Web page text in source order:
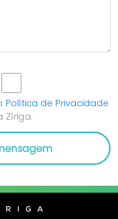
Política de Privacidade
Zíriga.